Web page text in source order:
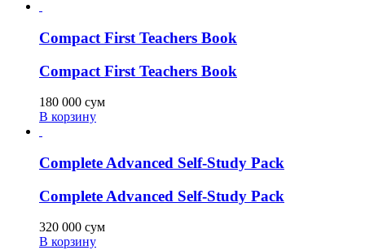
Compact First Teachers Book
Compact First Teachers Book
180 000 сум
В корзину
Complete Advanced Self-Study Pack
Complete Advanced Self-Study Pack
320 000 сум
В корзину